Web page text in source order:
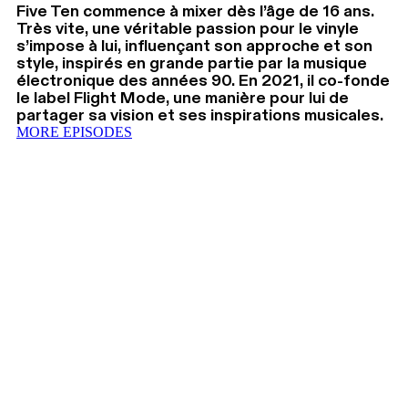
Five Ten commence à mixer dès l’âge de 16 ans.
Très vite, une véritable passion pour le vinyle
s’impose à lui, influençant son approche et son
style, inspirés en grande partie par la musique
électronique des années 90. En 2021, il co-fonde
le label Flight Mode, une manière pour lui de
partager sa vision et ses inspirations musicales.
MORE EPISODES